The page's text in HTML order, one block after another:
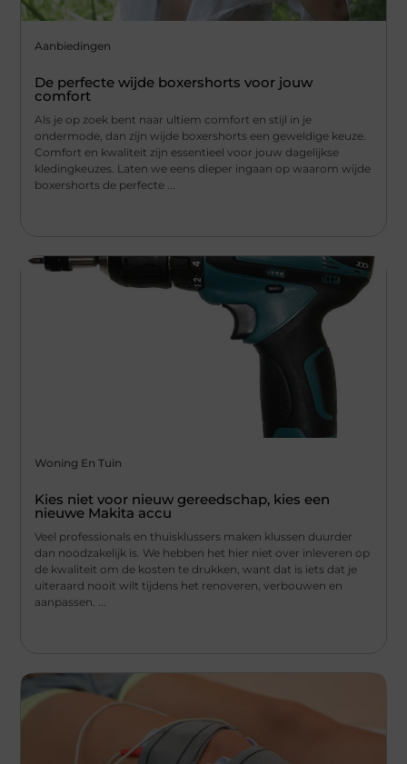
Aanbiedingen
De perfecte wijde boxershorts voor jouw
comfort
Als je op zoek bent naar ultiem comfort en stijl in je
ondermode, dan zijn wijde boxershorts een geweldige keuze.
Comfort en kwaliteit zijn essentieel voor jouw dagelijkse
kledingkeuzes. Laten we eens dieper ingaan op waarom wijde
boxershorts de perfecte ...
Woning En Tuin
Kies niet voor nieuw gereedschap, kies een
nieuwe Makita accu
Veel professionals en thuisklussers maken klussen duurder
dan noodzakelijk is. We hebben het hier niet over inleveren op
de kwaliteit om de kosten te drukken, want dat is iets dat je
uiteraard nooit wilt tijdens het renoveren, verbouwen en
aanpassen. ...